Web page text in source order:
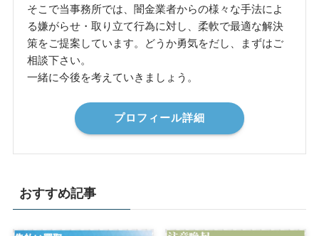
そこで当事務所では、闇金業者からの様々な手法によ
る嫌がらせ・取り立て行為に対し、柔軟で最適な解決
策をご提案しています。どうか勇気をだし、まずはご
相談下さい。
一緒に今後を考えていきましょう。
プロフィール詳細
おすすめ記事